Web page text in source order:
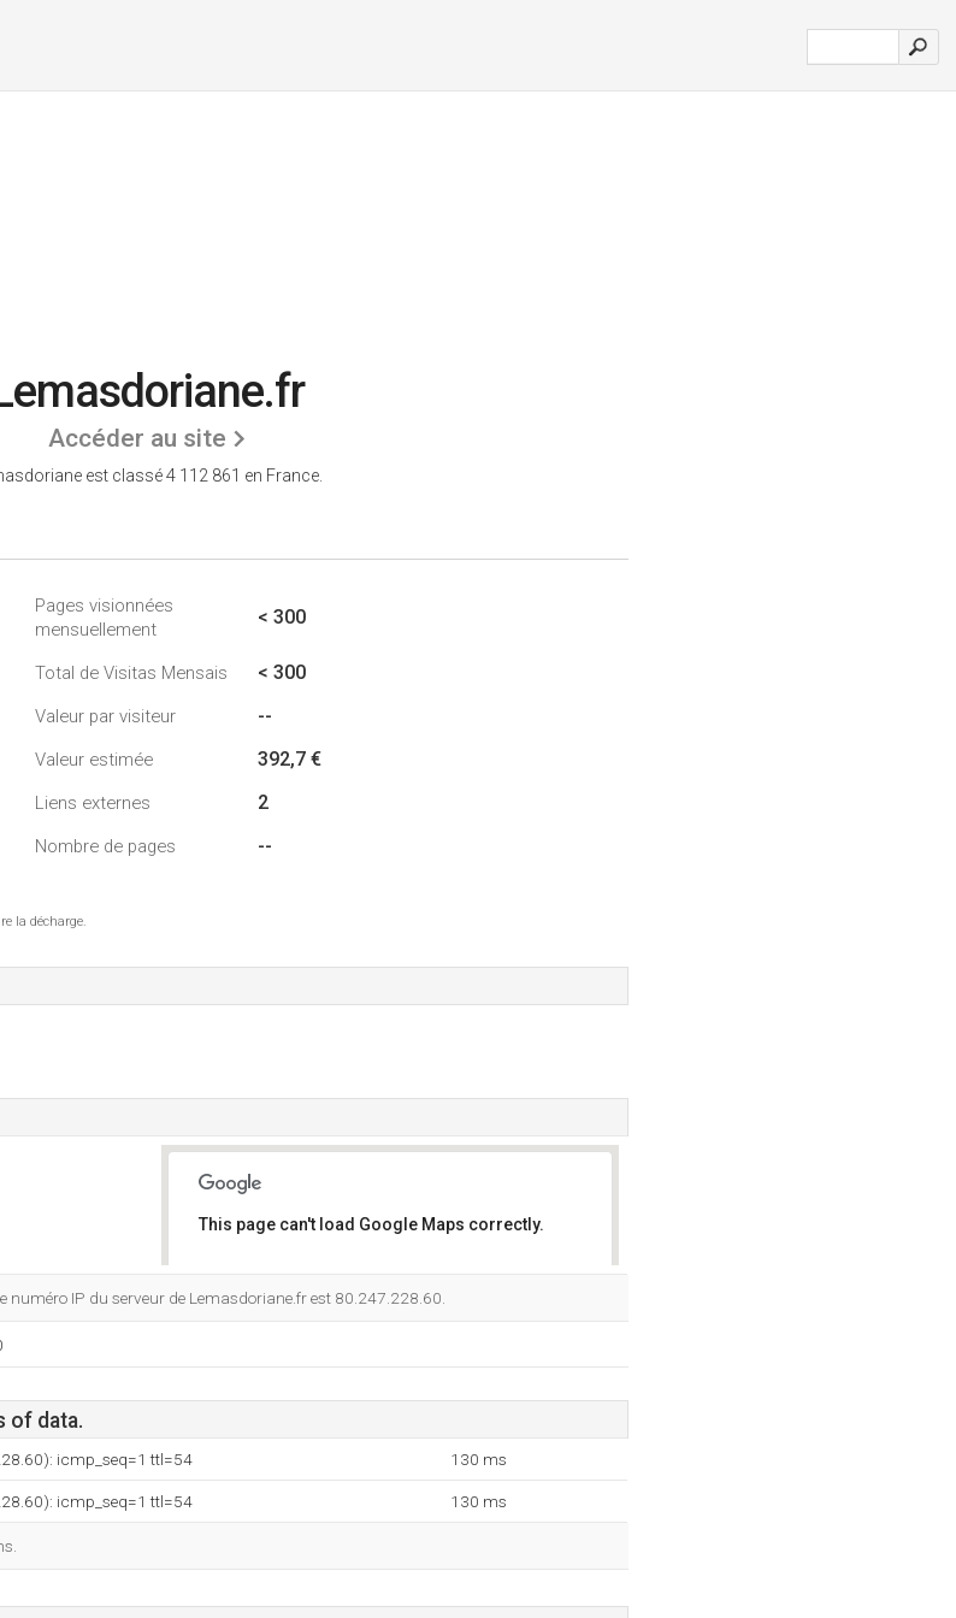
Accéder au site
est classé 4 112 861 en France.
Pages visionnées
mensuellement
< 300
Total de Visitas Mensais < 300
Valeur par visiteur --
Valeur estimée 392,7 €
Liens externes 2
Nombre de pages --
la décharge.
This page can't load Google Maps correctly.
numéro IP du serveur de Lemasdoriane.fr est 80.247.228.60.
of data.
icmp_seq=1 ttl=54 130 ms
icmp_seq=1 ttl=54 130 ms